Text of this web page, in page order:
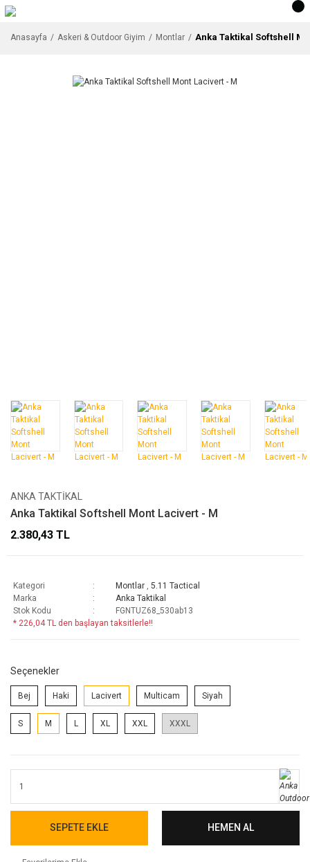
Anasayfa Askeri & Outdoor Giyim Montlar Anka Taktikal Softshell
ANKA TAKTIKAL
Anka Taktikal Softshell Mont Lacivert - M
2.380,43 TL
Kategori Montlar
5.11 Tactical
Marka
Anka Taktikal
Stok Kodu
FGNTUZ68_530ab13
* 226,04 TL den başlayan taksitlerle!!
Seçenekler
Bej Haki Lacivert Multicam Siyah
S M L XL XXL XXXL
SEPETE EKLE HEMEN AL